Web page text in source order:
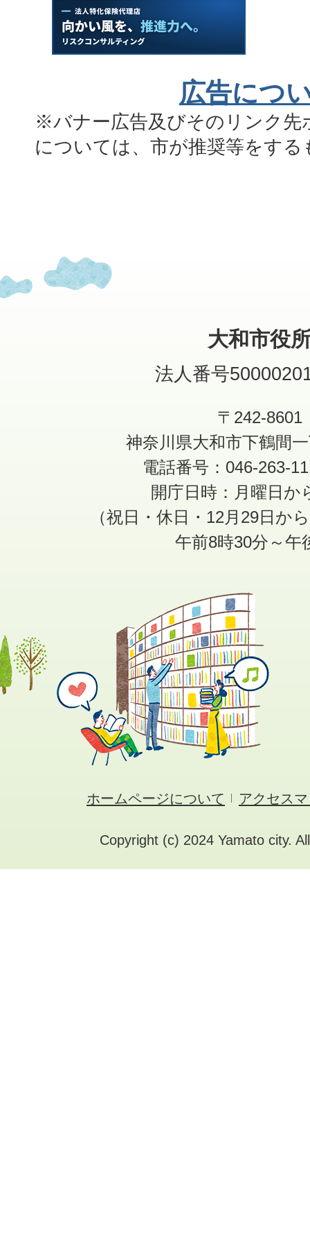
広告につ
※バナー広告及びそのリンク先
については、市が推奨等をす
大和市役
法人番号
〒242-8601
神奈川県大和市下鶴間
電話番号：046-263-
開庁日時：月曜日か
（祝日・休日・12月29日か
午前8時30分～午
ホームページについて アクセス
Copyright (c) 2024 Yamato city.